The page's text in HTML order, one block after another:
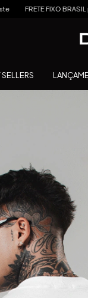
BRASIL por R$14,99
SELLERS